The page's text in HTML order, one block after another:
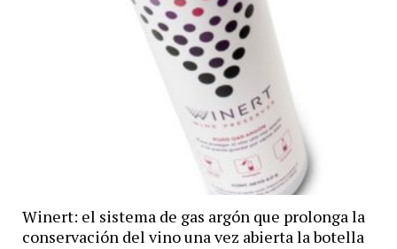
Winert: el sistema de gas argón que prolonga la
conservación del vino una vez abierta la botella